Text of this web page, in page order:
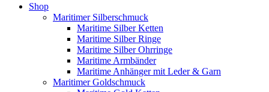
Shop
Maritimer Silberschmuck
Maritime Silber Ketten
Maritime Silber Ringe
Maritime Silber Ohrringe
Maritime Armbänder
Maritime Anhänger mit Leder & Garn
Maritimer Goldschmuck